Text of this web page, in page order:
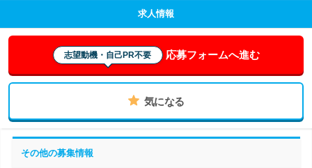
求人情報
志望動機・自己PR不要 応募フォームへ進む
気になる
その他の募集情報